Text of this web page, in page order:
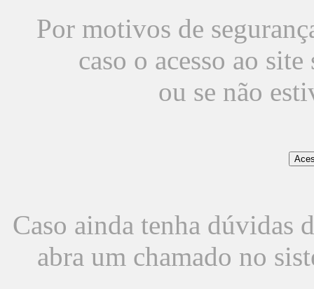
Por motivos de
caso o acesso ao
ou se não
Caso ainda tenha dúvidas
abra um chamado no